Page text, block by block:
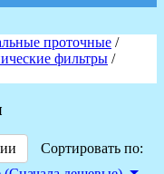
проточные /
фильтры /
Сортировать по: